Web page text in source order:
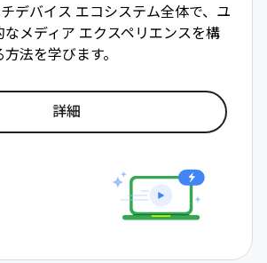
デバイス エコシステム全体で、ユ
なメディア エクスペリエンスを構
法を学びます。
詳細